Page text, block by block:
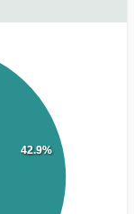
42.9%